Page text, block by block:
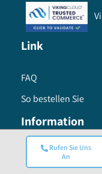
Rufen Sie Uns
An
Link
FAQ
So bestellen Sie
Information